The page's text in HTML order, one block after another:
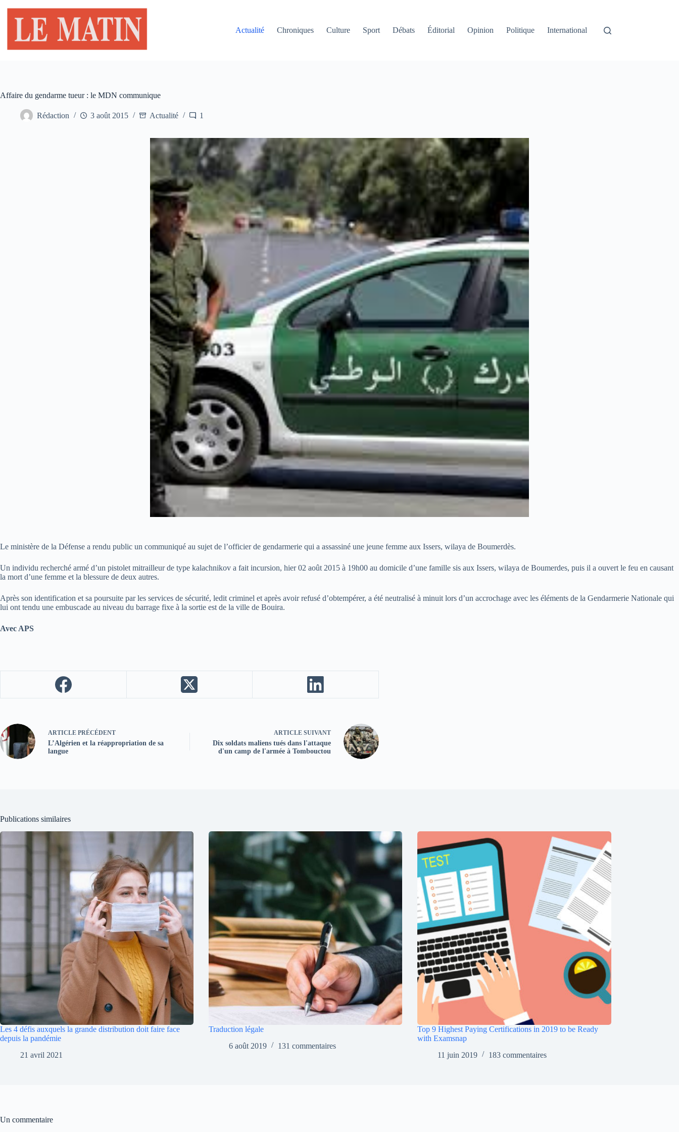
contenu
Actualité
Chroniques Culture Sport Débats Éditorial Opinion Politique International
Affaire du gendarme tueur : le MDN communique
Rédaction 3 août 2015 Actualité 1
Le ministère de la Défense a rendu public un communiqué au sujet de l’officier de gendarmerie qui a assassiné une jeune femme aux Issers, wilaya de Boumerdès.
Un individu recherché armé d’un pistolet mitrailleur de type kalachnikov a fait incursion, hier 02 août 2015 à 19h00 au domicile d’une famille sis aux Issers, wilaya de Boumerdes, puis il a ouvert le feu en causant
la mort d’une femme et la blessure de deux autres.
Après son identification et sa poursuite par les services de sécurité, ledit criminel et après avoir refusé d’obtempérer, a été neutralisé à minuit lors d’un accrochage avec les éléments de la Gendarmerie Nationale qui
lui ont tendu une embuscade au niveau du barrage fixe à la sortie est de la ville de Bouira.
Avec APS
ARTICLE PRÉCÉDENT
L’Algérien et la réappropriation de sa
langue
ARTICLE SUIVANT
Dix soldats maliens tués dans l'attaque
d'un camp de l'armée à Tombouctou
Publications similaires
Les 4 défis auxquels la grande distribution doit faire face
depuis la pandémie
21 avril 2021
Traduction légale
6 août 2019
131 commentaires
Top 9 Highest Paying Certifications in 2019 to be Ready
with Examsnap
11 juin 2019
183 commentaires
Un commentaire